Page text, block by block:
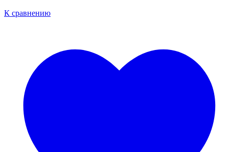
К сравнению